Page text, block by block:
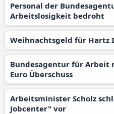
Personal der Bundesagentur für Arbeit von
Arbeitslosigkeit bedroht
Weihnachtsgeld für
Bundesagentur für Arbeit rechnet mit 18 Milliarden
Euro Überschuss
Arbeitsminister Scholz schlägt "kooperative
Jobcenter" vor